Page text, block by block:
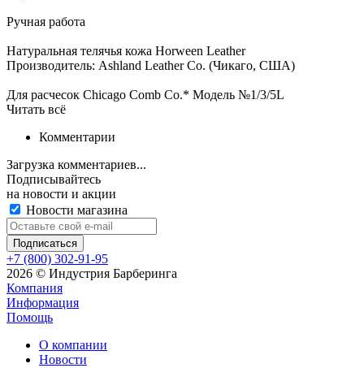
Ручная работа
Натуральная телячья кожа Horween Leather
Производитель: Ashland Leather Co. (Чикаго, США)
Для расчесок Chicago Comb Co.* Модель №1/3/5L
Читать всё
Комментарии
Загрузка комментариев...
Подписывайтесь
на новости и акции
Новости магазина
+7 (800) 302-91-95
2026 © Индустрия Барберинга
Компания
Информация
Помощь
О компании
Новости